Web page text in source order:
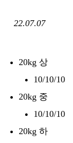
22.07.07
20kg 상
10/10/10
20kg 중
10/10/10
20kg 하